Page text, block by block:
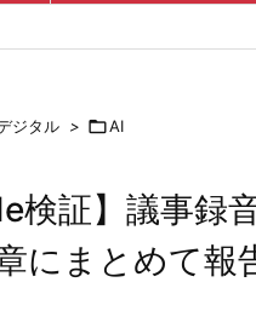
ジタル > AI
検証】議事録
にまとめて報